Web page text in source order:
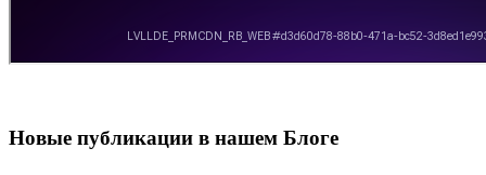
Новые публикации в нашем Блоге